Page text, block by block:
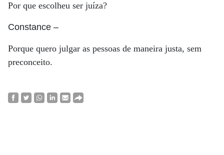
Por que escolheu ser juíza?
Constance –
Porque quero julgar as pessoas de maneira justa, sem
preconceito.